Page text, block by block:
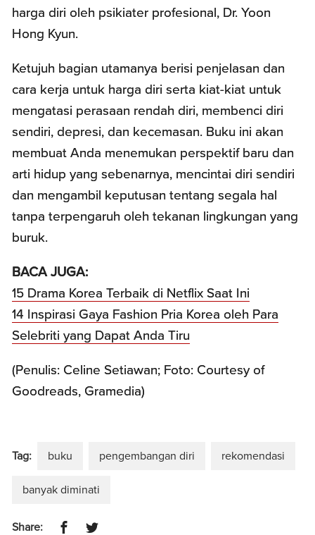
harga diri oleh psikiater profesional, Dr. Yoon
Hong Kyun.
Ketujuh bagian utamanya berisi penjelasan dan
cara kerja untuk harga diri serta kiat-kiat untuk
mengatasi perasaan rendah diri, membenci diri
sendiri, depresi, dan kecemasan. Buku ini akan
membuat Anda menemukan perspektif baru dan
arti hidup yang sebenarnya, mencintai diri sendiri
dan mengambil keputusan tentang segala hal
tanpa terpengaruh oleh tekanan lingkungan yang
buruk.
BACA JUGA:
15 Drama Korea Terbaik di Netflix Saat Ini
14 Inspirasi Gaya Fashion Pria Korea oleh Para
Selebriti yang Dapat Anda Tiru
(Penulis: Celine Setiawan; Foto: Courtesy of
Goodreads, Gramedia)
Tag: buku pengembangan diri rekomendasi
banyak diminati
Share: